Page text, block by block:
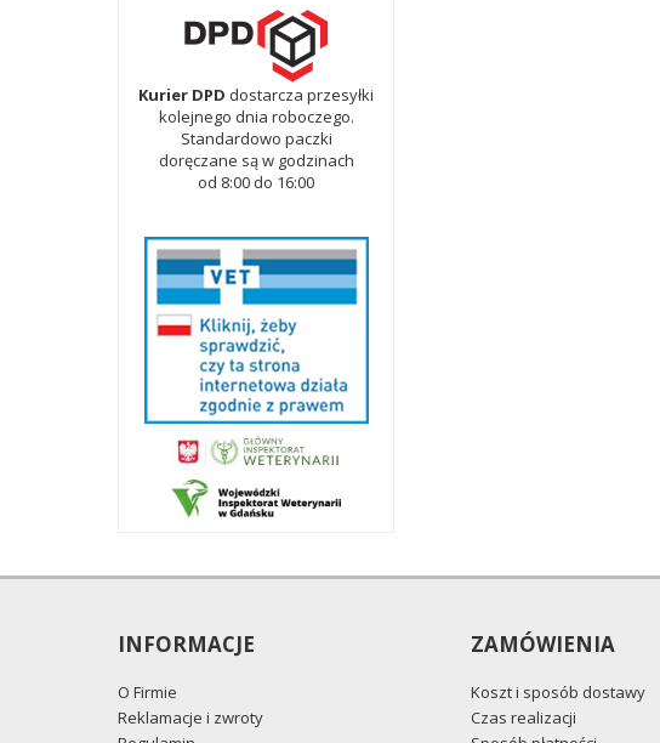
Kurier DPD dostarcza przesyłki
kolejnego dnia roboczego.
Standardowo paczki
doręczane są w godzinach
od 8:00 do 16:00
INFORMACJE
O Firmie
Reklamacje i zwroty
ZAMÓWIENIA
Koszt i sposób dostawy
Czas realizacji